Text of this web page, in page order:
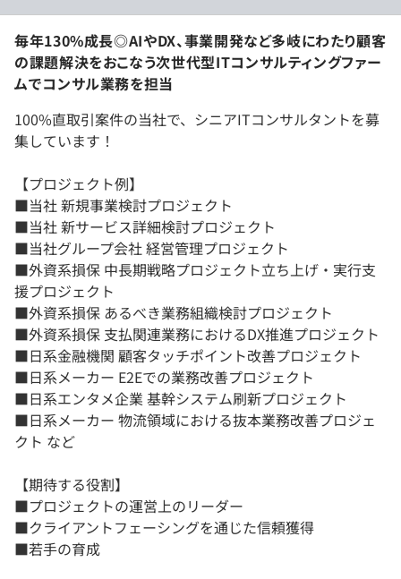
毎年130%成長◎AIやDX、事業開発など多岐にわたり顧客
の課題解決をおこなう次世代型ITコンサルティングファー
ムでコンサル業務を担当
100%直取引案件の当社で、シニアITコンサルタントを募
集しています！
【プロジェクト例】
■当社 新規事業検討プロジェクト
■当社 新サービス詳細検討プロジェクト
■当社グループ会社 経営管理プロジェクト
■外資系損保 中長期戦略プロジェクト立ち上げ・実行支
援プロジェクト
■外資系損保 あるべき業務組織検討プロジェクト
■外資系損保 支払関連業務におけるDX推進プロジェクト
■日系金融機関 顧客タッチポイント改善プロジェクト
■日系メーカー E2Eでの業務改善プロジェクト
■日系エンタメ企業 基幹システム刷新プロジェクト
■日系メーカー 物流領域における抜本業務改善プロジェ
クト など
【期待する役割】
■プロジェクトの運営上のリーダー
■クライアントフェーシングを通じた信頼獲得
■若手の育成